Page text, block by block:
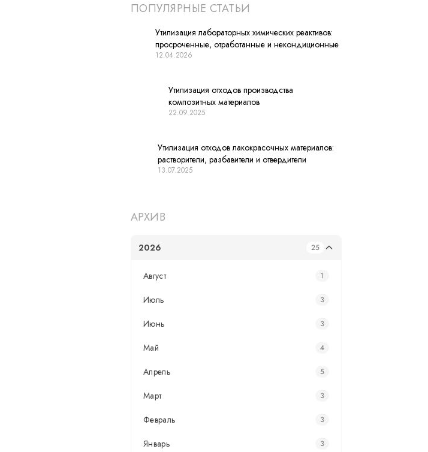
ПОПУЛЯРНЫЕ СТАТЬИ
Утилизация лабораторных химических реактивов:
просроченные, отработанные и некондиционные
12.04.2026
Утилизация отходов производства
композитных материалов
22.09.2025
Утилизация отходов лакокрасочных материалов:
растворители, разбавители и отвердители
13.07.2025
АРХИВ
2026 25
Август 1
Июль 3
Июнь 3
Май 4
Апрель 5
Март 3
Февраль 3
Январь 3